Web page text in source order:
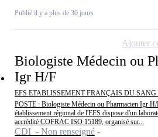
Publié il y a plus de 30 jours
Biologiste Médecin ou
Igr H/F
EFS ETABLISSEMENT FRANÇAIS DU
POSTE : Biologiste Médecin ou Pharmacien Igr
établissement régional de l'EFS dispose d'un
accrédité COFRAC ISO 15189, organisé sur...
CDI - Non renseigné
Ajouter